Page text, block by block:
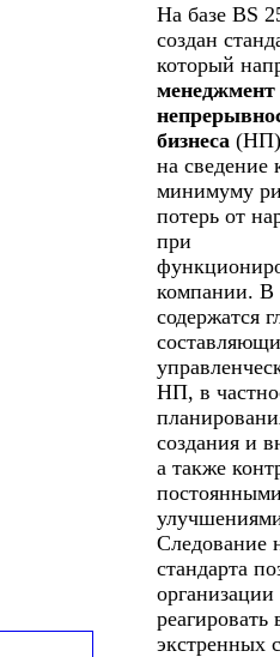
На базе BS
создан
который
менеджмент
бизнеса
на сведение
минимуму
потерь от
при
компании. В
содержатся
НП, в
создания и
а также
Следование
стандарта
организации
реагировать
экстренных